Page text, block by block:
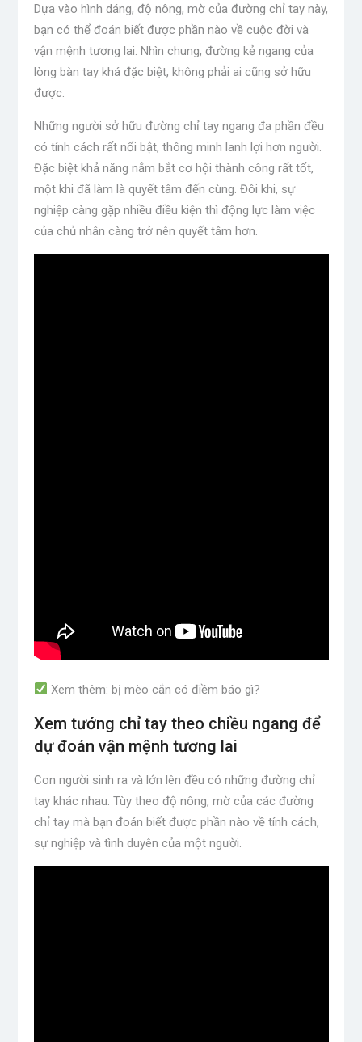
Dựa vào hình dáng, độ nông, mờ của đường chỉ tay này,
bạn có thể đoán biết được phần nào về cuộc đời và
vận mệnh tương lai. Nhìn chung, đường kẻ ngang của
lòng bàn tay khá đặc biệt, không phải ai cũng sở hữu
được.
Những người sở hữu đường chỉ tay ngang đa phần đều
có tính cách rất nổi bật, thông minh lanh lợi hơn người.
Đặc biệt khả năng nắm bắt cơ hội thành công rất tốt,
một khi đã làm là quyết tâm đến cùng. Đôi khi, sự
nghiệp càng gặp nhiều điều kiện thì động lực làm việc
của chủ nhân càng trở nên quyết tâm hơn.
Xem thêm: bị mèo cắn có điềm báo gì?
Xem tướng chỉ tay theo chiều ngang để
dự đoán vận mệnh tương lai
Con người sinh ra và lớn lên đều có những đường chỉ
tay khác nhau. Tùy theo độ nông, mờ của các đường
chỉ tay mà bạn đoán biết được phần nào về tính cách,
sự nghiệp và tình duyên của một người.